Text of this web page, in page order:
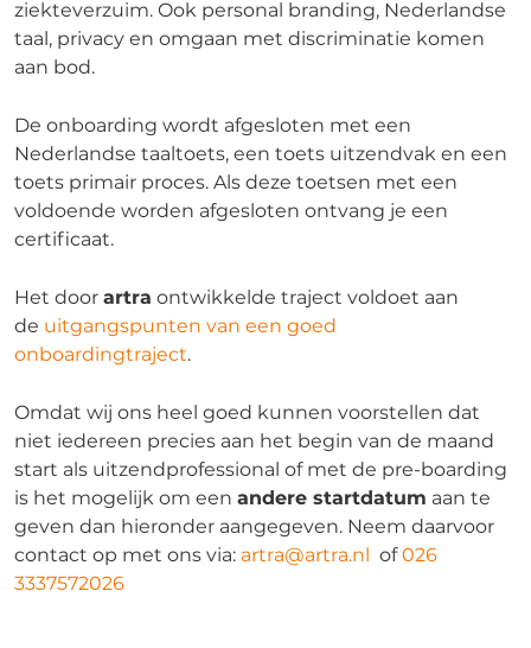
ziekteverzuim. Ook personal branding, Nederlandse
taal, privacy en omgaan met discriminatie komen
aan bod.
De onboarding wordt afgesloten met een
Nederlandse taaltoets, een toets uitzendvak en een
toets primair proces. Als deze toetsen met een
voldoende worden afgesloten ontvang je een
certificaat.
Het door artra ontwikkelde traject voldoet aan
de uitgangspunten van een goed
onboardingtraject.
Omdat wij ons heel goed kunnen voorstellen dat
niet iedereen precies aan het begin van de maand
start als uitzendprofessional of met de pre-boarding
is het mogelijk om een andere startdatum aan te
geven dan hieronder aangegeven. Neem daarvoor
contact op met ons via: artra@artra.nl of026
3337572026